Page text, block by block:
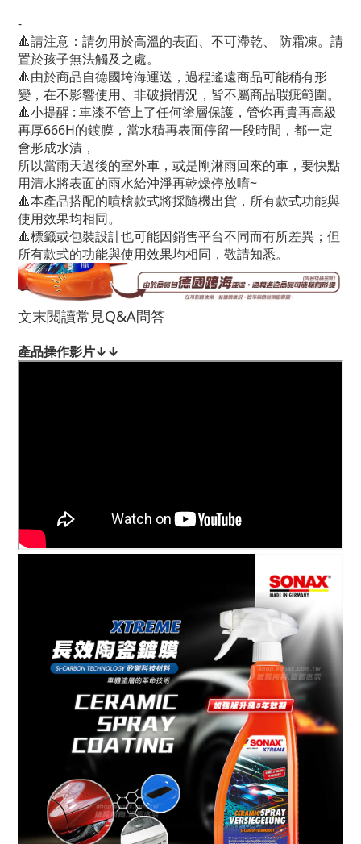
-
🔺請注意：請勿用於高溫的表面、 不可滯乾、
防霜凍。請
置於孩子無法觸及之處。
🔺由於商品自德國垮海運送，過程遙遠商品可能稍有形
變，在不影響使用、非破損情況，皆不屬商品瑕疵範圍。
🔺小提醒 : 車漆不管上了任何塗層保護，管你再貴再高級
再厚666H的鍍膜，當水積再表面停留一段時間，都一定
會形成水漬，
所以當雨天過後的室外車，或是剛淋雨回來的車，要快點
用清水將表面的雨水給沖淨再乾燥停放唷~
🔺本產品搭配的噴槍款式將採隨機出貨，所有款式功能與
使用效果均相同。
🔺標籤或包裝設計也可能因銷售平台不同而有所差異； 但
所有款式的功能與使用效果均相同，敬請知悉。
文末閱讀常見Q&A問答
產品操作影片↓↓